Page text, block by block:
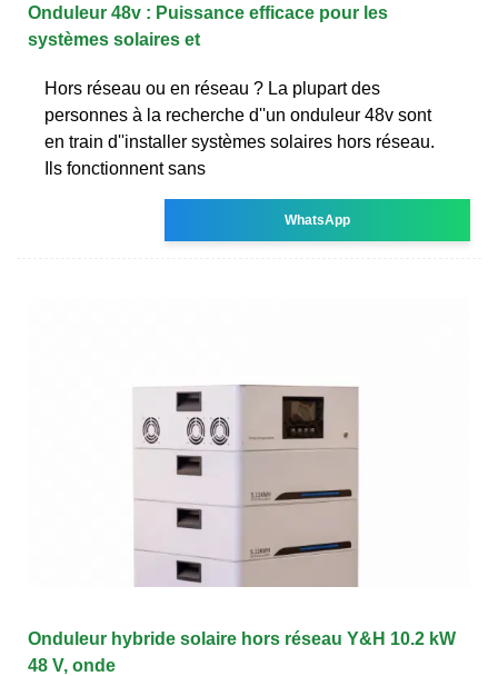
Onduleur 48v : Puissance efficace pour les
systèmes solaires et
Hors réseau ou en réseau ? La plupart des
personnes à la recherche d''un onduleur 48v sont
en train d''installer systèmes solaires hors réseau.
Ils fonctionnent sans
WhatsApp
Onduleur hybride solaire hors réseau Y&H 10.2 kW
48 V, onde